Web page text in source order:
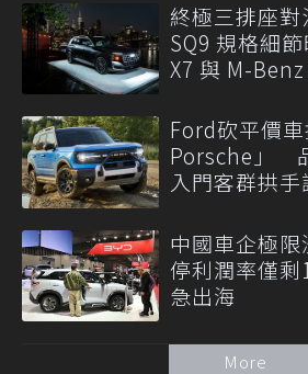
終極三排座
SQ9 規格細
X7 與 M-Benz
Ford砍平價
Porsche」
入門客群拱手
中國車企極
停利潤率僅
急出海
More